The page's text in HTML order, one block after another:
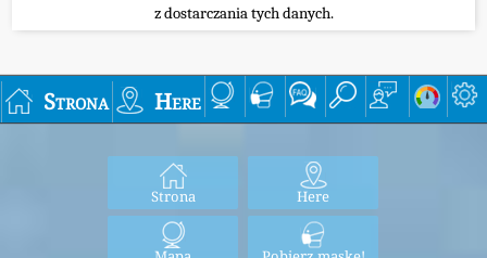
z dostarczania tych danych.
Strona Here
Strona Here